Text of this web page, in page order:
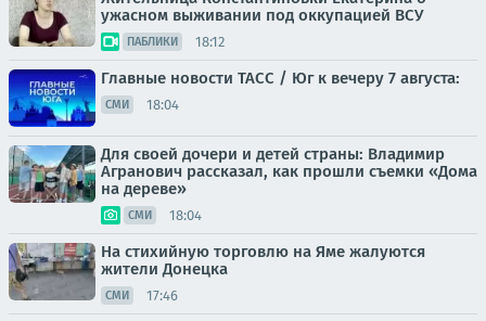
ужасном выживании под оккупацией ВСУ
ПАБЛИКИ 18:12
Главные новости ТАСС / Юг к вечеру 7 августа:
СМИ 18:04
Для своей дочери и детей страны: Владимир
Агранович рассказал, как прошли съемки «Дома
на дереве»
СМИ 18:04
На стихийную торговлю на Яме жалуются
жители Донецка
СМИ 17:46